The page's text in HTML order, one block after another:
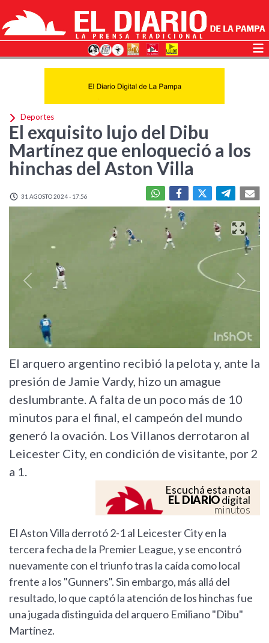
Deportes
El exquisito lujo del Dibu
Martínez que enloqueció a los
hinchas del Aston Villa
31 AGOSTO 2024 - 17:56
Previous Next
El arquero argentino recibió la pelota y, ante la
presión de Jamie Vardy, hizo un amague
deslumbrante. A falta de un poco más de 10
minutos para el final, el campeón del mundo
generó la ovación. Los Villanos derrotaron al
Leicester City, en condición de visitante, por 2
a 1.
Escuchá esta nota
EL DIARIOdigital
minutos
El Aston Villa derrotó 2-1 al Leicester City en la
tercera fecha de la Premier League, y se encontró
nuevamente con el triunfo tras la caída como local
frente a los "Gunners". Sin embargo, más allá del
resultado, lo que captó la atención de los hinchas fue
una jugada distinguida del arquero Emiliano "Dibu"
Martínez.